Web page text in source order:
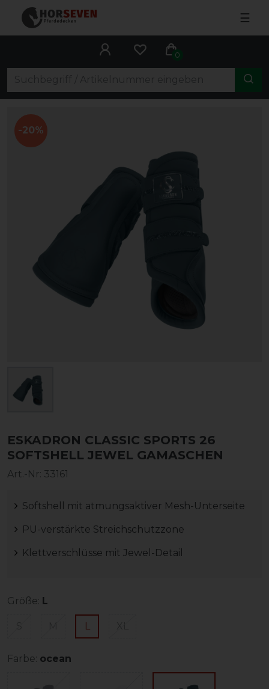
☰
0
-20%
ESKADRON CLASSIC SPORTS 26
SOFTSHELL JEWEL GAMASCHEN
Art.-Nr: 33161
Softshell mit atmungsaktiver Mesh-Unterseite
PU-verstärkte Streichschutzzone
Klettverschlüsse mit Jewel-Detail
Größe: L
L
Farbe: ocean